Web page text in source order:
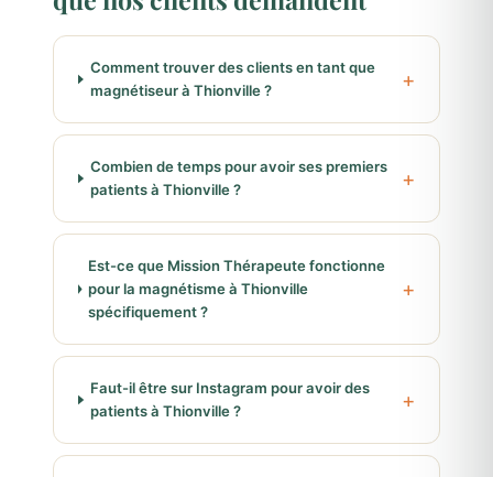
Comment trouver des clients en tant que
magnétiseur à Thionville ?
Combien de temps pour avoir ses premiers
patients à Thionville ?
Est-ce que Mission Thérapeute fonctionne
pour la magnétisme à Thionville
spécifiquement ?
Faut-il être sur Instagram pour avoir des
patients à Thionville ?